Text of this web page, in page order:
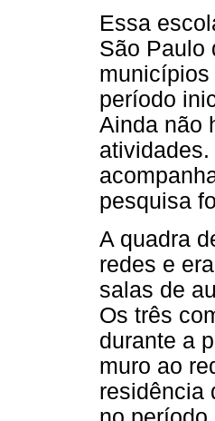
Essa
São Paulo
municípios
período
Ainda não
pesquisa
A quadra
redes e
salas de
Os três
durante a
muro ao
residência